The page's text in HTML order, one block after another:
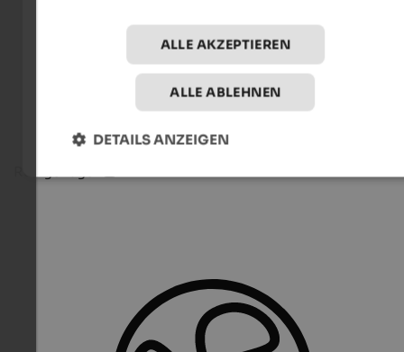
ALLE AKZEPTIEREN
ALLE ABLEHNEN
DETAILS ANZEIGEN